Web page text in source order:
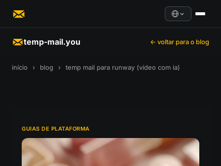
temp-mail.you ← voltar para o blog
início › blog › temp mail para runway (vídeo com ia)
GUIAS DE PLATAFORMA